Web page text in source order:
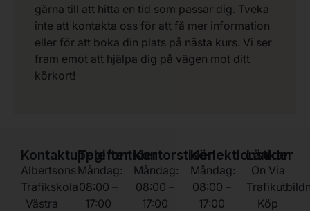
gärna till att hitta en tid som passar dig. Tveka
inte att kontakta oss för att få mer information
eller för att boka din plats på nästa kurs. Vi ser
fram emot att hjälpa dig på vägen mot ditt
körkort!
Kontaktuppgifter
Albertsons
Trafikskola
Västra
Telefontider
Måndag:
08:00 –
17:00
Kontorstider
Måndag:
08:00 –
17:00
Körlektionstider
Måndag:
08:00 –
17:00
Länkar
On Via
Köp